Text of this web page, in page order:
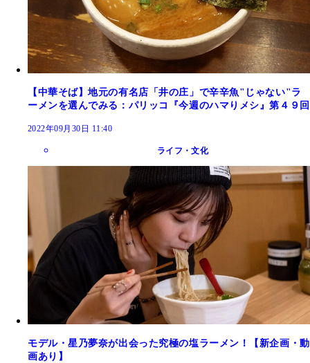
【中華そば】地元の有名店「井の庄」で辛辛魚"じゃない"ラ
ーメンを選んでみる：パリッコ『今週のハマりメシ』第４９回
2022年09月30日 11:40
ライフ・文化
モデル・星乃夢奈が出会った究極の塩ラーメン！【新企画・動
画あり】